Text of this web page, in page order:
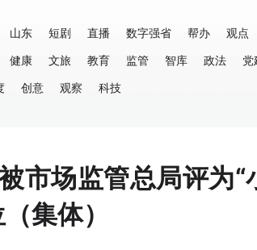
山东 短剧 直播 数字强省 帮办 观点
健康 文旅 教育 监管 智库 政法 党
创意 观察 科技
市场监管总局评为
集体）